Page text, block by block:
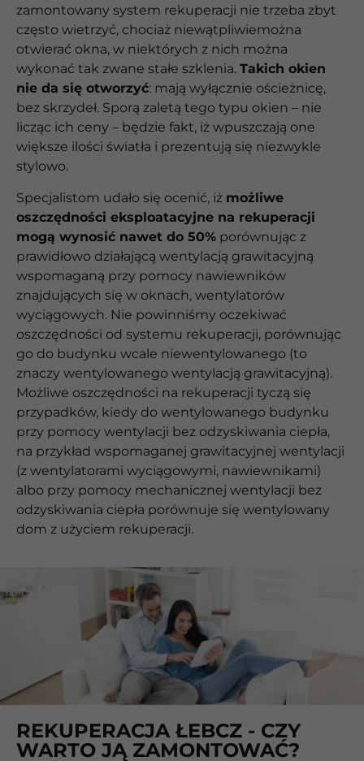
zamontowany system rekuperacji nie trzeba zbyt
często wietrzyć, chociaż niewątpliwiemożna
otwierać okna, w niektórych z nich można
wykonać tak zwane stałe szklenia. Takich okien
nie da się otworzyć: mają wyłącznie ościeżnicę,
bez skrzydeł. Sporą zaletą tego typu okien – nie
licząc ich ceny – będzie fakt, iż wpuszczają one
większe ilości światła i prezentują się niezwykle
stylowo.
Specjalistom udało się ocenić, iż możliwe
oszczędności eksploatacyjne na rekuperacji
mogą wynosić nawet do 50% porównując z
prawidłowo działającą wentylacją grawitacyjną
wspomaganą przy pomocy nawiewników
znajdujących się w oknach, wentylatorów
wyciągowych. Nie powinniśmy oczekiwać
oszczędności od systemu rekuperacji, porównując
go do budynku wcale niewentylowanego (to
znaczy wentylowanego wentylacją grawitacyjną).
Możliwe oszczędności na rekuperacji tyczą się
przypadków, kiedy do wentylowanego budynku
przy pomocy wentylacji bez odzyskiwania ciepła,
na przykład wspomaganej grawitacyjnej wentylacji
(z wentylatorami wyciągowymi, nawiewnikami)
albo przy pomocy mechanicznej wentylacji bez
odzyskiwania ciepła porównuje się wentylowany
dom z użyciem rekuperacji.
REKUPERACJA ŁEBCZ - CZY
WARTO JĄ ZAMONTOWAĆ?